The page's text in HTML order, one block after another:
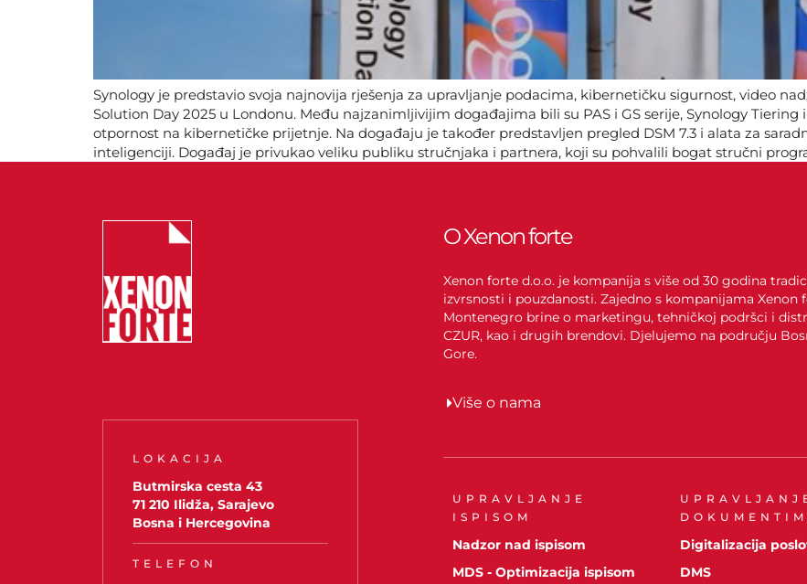
Synology je predstavio svoja najnovija rješenja za upravljanje podacima, kibernetičku sigurnost, video
Solution Day 2025 u Londonu. Među najzanimljivijim događajima bili su PAS i GS serije, Synology
otpornost na kibernetičke prijetnje. Na događaju je također predstavljen pregled DSM 7.3 i alata za
inteligenciji. Događaj je privukao veliku publiku stručnjaka i partnera, koji su pohvalili bogat stručni
LOKACIJA
Butmirska cesta 43
71 210 Ilidža, Sarajevo
Bosna i Hercegovina
TELEFON
O Xenon forte
Xenon forte d.o.o. je kompanija s više od 30 godina
izvrsnosti i pouzdanosti. Zajedno s kompanijama
Montenegro brine o marketingu, tehničkoj podršci i
CZUR, kao i drugih brendovi. Djelujemo na području
Gore.
Više o nama
UPRAVLJANJE
ISPISOM
Nadzor nad ispisom
MDS - Optimizacija ispisom
Digitalizacija
DMS